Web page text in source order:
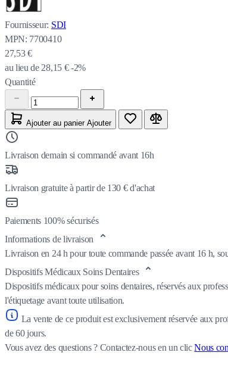
Fournisseur: SDI
MPN: 7700410
27,53 €
au lieu de 28,15 € -2%
Quantité
Ajouter au panier Ajouter
Livraison demain si commandé avant 16h
Livraison gratuite à partir de 130 € d'achat
Paiements 100% sécurisés
Informations de livraison
Livraison en 24 h pour toute commande passée avant 16 h,
Dispositifs Médicaux Soins Dentaires
Dispositifs médicaux pour soins dentaires, réservés aux
l'étiquetage avant toute utilisation.
La vente de ce produit est exclusivement réservée aux
de 60 jours.
Vous avez des questions ? Contactez-nous en un clicNous